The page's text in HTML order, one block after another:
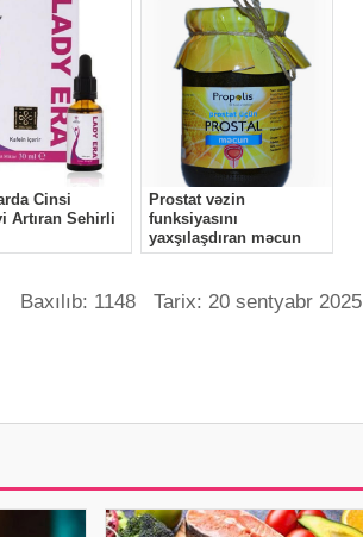
Baxılıb: 1148 Tarix: 20 sentyabr 2025